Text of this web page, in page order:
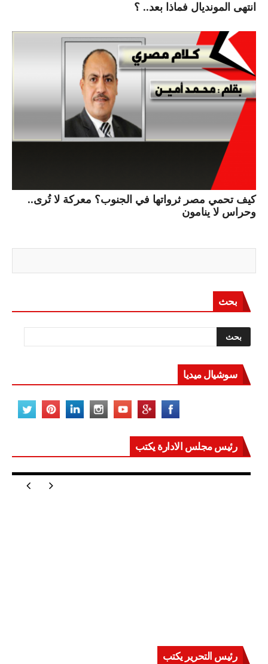
انتهى المونديال فماذا بعد.. ؟
كيف تحمي مصر ثرواتها في الجنوب؟ معركة لا تُرى..
وحراس لا ينامون
بحث
سوشيال ميديا
رئيس مجلس الادارة يكتب
مصر تعيد للعالم اتزانه
رئيس التحرير يكتب